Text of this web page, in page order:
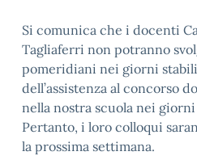
Si comunica che i docenti
Tagliaferri non potranno
pomeridiani nei giorni
dell’assistenza al concorso
nella nostra scuola nei giorni
Pertanto, i loro colloqui
la prossima settimana.